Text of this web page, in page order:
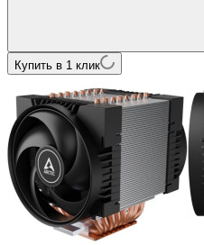
Купить в 1 клик